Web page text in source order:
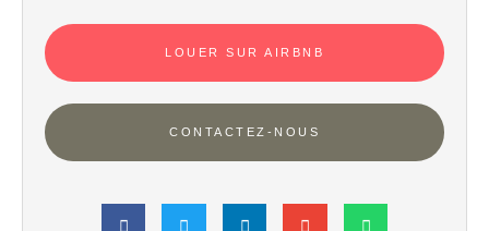
LOUER SUR AIRBNB
CONTACTEZ-NOUS